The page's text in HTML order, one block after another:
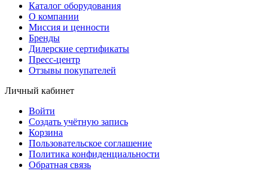
Каталог оборудования
О компании
Миссия и ценности
Бренды
Дилерские сертификаты
Пресс-центр
Отзывы покупателей
Личный кабинет
Войти
Создать учётную запись
Корзина
Пользовательское соглашение
Политика конфиденциальности
Обратная связь